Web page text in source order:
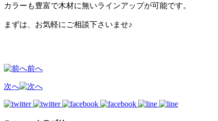
カラーも豊富で木材に無いラインアップが可能です。
まずは、お気軽にご相談下さいませ♪
前へ
次へ